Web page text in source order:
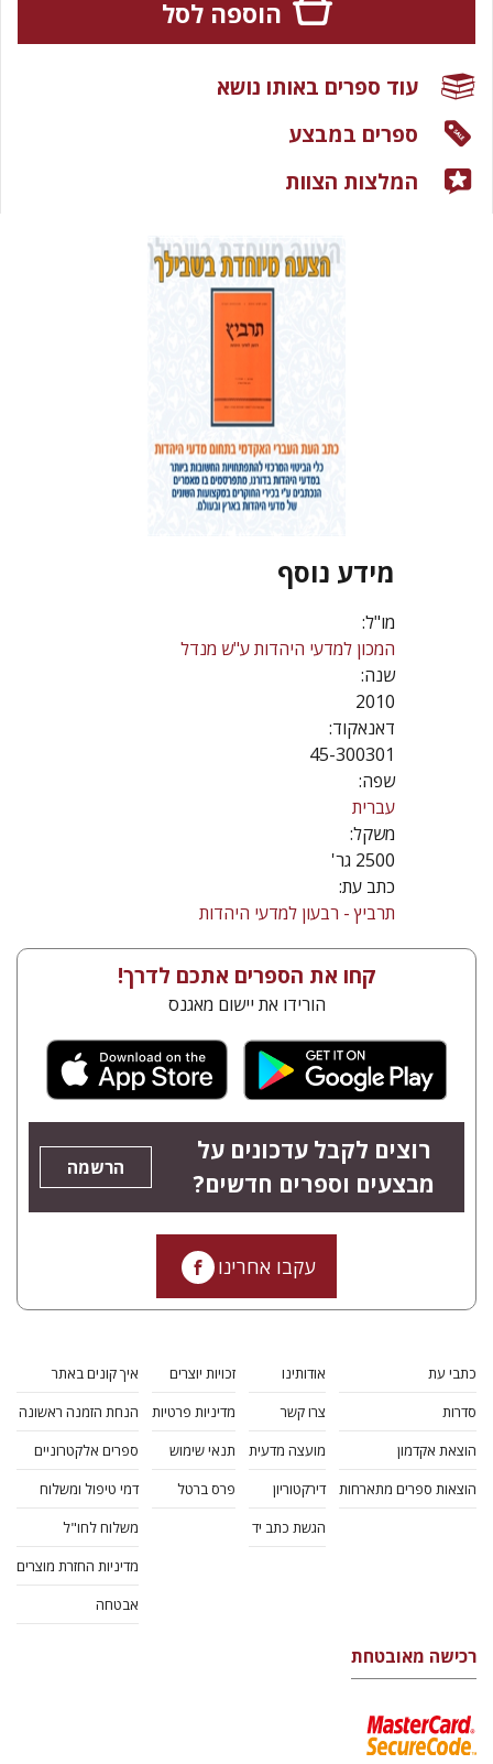
מידע נוסף
מו"ל:
המכון למדעי היהדות ע"ש מנדל
שנה:
2010
דאנאקוד:
45-300301
שפה:
עברית
משקל:
2500 גר'
כתב עת:
תרביץ - רבעון למדעי היהדות
הוספה לסל
עוד ספרים באותו נושא
ספרים במבצע
המלצות הצוות
קחו את הספרים אתכם לדרך!
הורידו את יישום מאגנס
רוצים לקבל עדכונים על
מבצעים וספרים חדשים?
הרשמה
עקבו אחרינו
כתבי עת
סדרות
הוצאת אקדמון
הוצאות ספרים מתארחות
אודותינו
צרו קשר
מועצה מדעית
דירקטוריון
הגשת כתב יד
זכויות יוצרים
מדיניות פרטיות
תנאי שימוש
פרס ברטל
איך קונים באתר
הנחת הזמנה ראשונה
ספרים אלקטרוניים
דמי טיפול ומשלוח
משלוח לחו"ל
מדיניות החזרת מוצרים
אבטחה
רכישה מאובטחת